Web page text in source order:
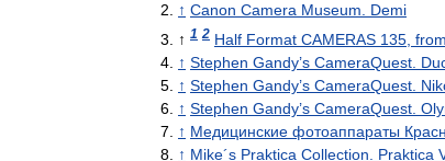
↑ Canon Camera Museum
Demi
↑ 1 2 Half Format CAMERAS 135 from
↑ Stephen Gandy’s CameraQuest
↑ Stephen Gandy’s CameraQuest
↑ Stephen Gandy’s CameraQuest
↑ Медицинские фотоаппараты
↑ Mike´s Praktica Collection Praktica